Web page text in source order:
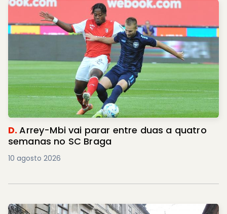
D.Arrey-Mbi vai parar entre duas a quatro
semanas no SC Braga
10 agosto 2026